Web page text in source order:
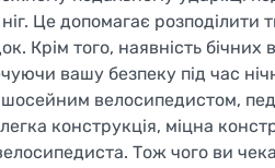
Це допомагає
Крім того, наявність
вашу безпеку під час
велосипедистом,
конструкція, міцна
Тож чого ви